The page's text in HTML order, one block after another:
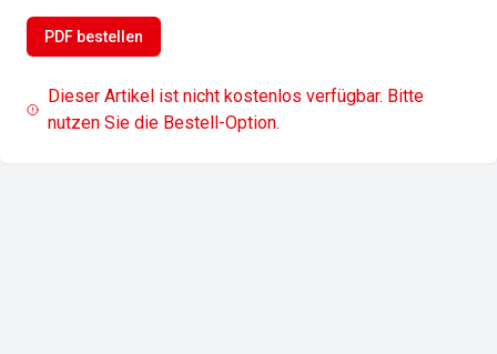
PDF bestellen
Dieser Artikel ist nicht kostenlos verfügbar. Bitte
nutzen Sie die Bestell-Option.